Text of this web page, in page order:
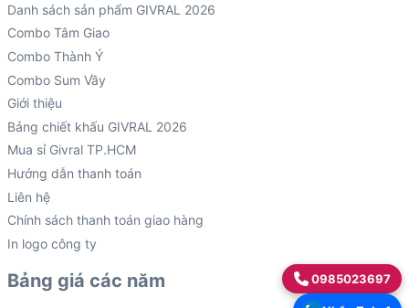
Danh sách sản phẩm GIVRAL 2026
Combo Tâm Giao
Combo Thành Ý
Combo Sum Vầy
Giới thiệu
Bảng chiết khấu GIVRAL 2026
Mua sỉ Givral TP.HCM
Hướng dẫn thanh toán
Liên hệ
Chính sách thanh toán giao hàng
In logo công ty
Bảng giá các năm 0985023697